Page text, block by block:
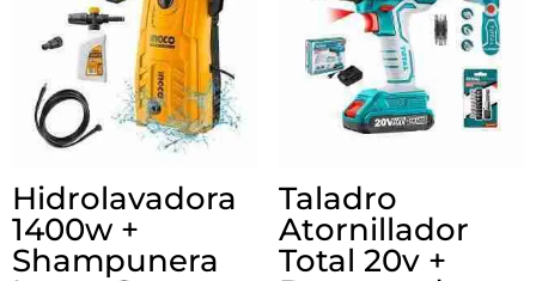
Hidrolavadora
1400w +
Shampunera
Taladro
Atornillador
Total 20v +